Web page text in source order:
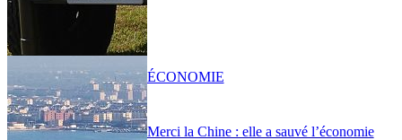
Merci la Chine : elle a sauvé l’économie
ÉCONOMIE